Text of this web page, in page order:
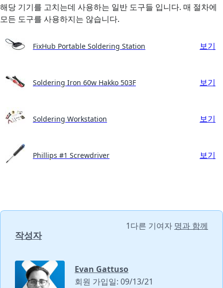
해당 기기를 고치는데 사용하는 일반 도구들 입니다. 매 절차에
모든 도구를 사용하지는 않습니다.
FixHub Portable Soldering Station 보기
Soldering Iron 60w Hakko 503F 보기
Soldering Workstation 보기
Phillips #1 Screwdriver 보기
작성자
1다른 기여자 명과 함께
Evan Gattuso
회원 가입일: 09/13/21